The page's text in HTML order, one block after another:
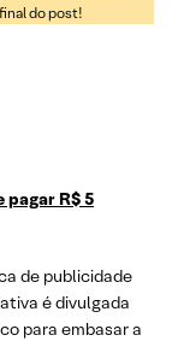
do post!
pagar R$ 5
de publicidade
é divulgada
para embasar a